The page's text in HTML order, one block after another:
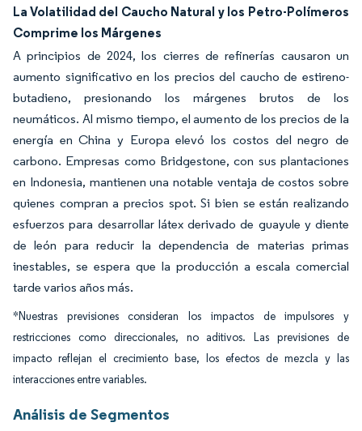
La Volatilidad del Caucho Natural y los Petro-Polímeros
Comprime los Márgenes
A principios de 2024, los cierres de refinerías causaron un
aumento significativo en los precios del caucho de estireno-
butadieno, presionando los márgenes brutos de los
neumáticos. Al mismo tiempo, el aumento de los precios de la
energía en China y Europa elevó los costos del negro de
carbono. Empresas como Bridgestone, con sus plantaciones
en Indonesia, mantienen una notable ventaja de costos sobre
quienes compran a precios spot. Si bien se están realizando
esfuerzos para desarrollar látex derivado de guayule y diente
de león para reducir la dependencia de materias primas
inestables, se espera que la producción a escala comercial
tarde varios años más.
*Nuestras previsiones consideran los impactos de impulsores y
restricciones como direccionales, no aditivos. Las previsiones de
impacto reflejan el crecimiento base, los efectos de mezcla y las
interacciones entre variables.
Análisis de Segmentos